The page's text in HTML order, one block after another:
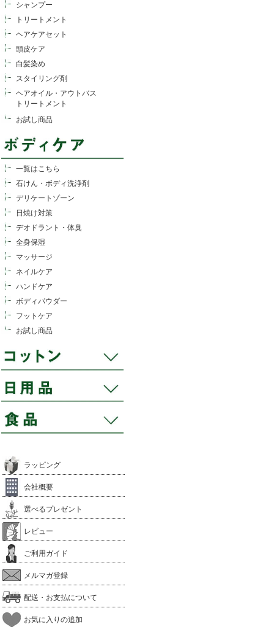
シャンプー
トリートメント
ヘアケアセット
頭皮ケア
白髪染め
スタイリング剤
ヘアオイル・アウトバス
トリートメント
お試し商品
一覧はこちら
石けん・ボディ洗浄剤
デリケートゾーン
日焼け対策
デオドラント・体臭
全身保湿
マッサージ
ネイルケア
ハンドケア
ボディパウダー
フットケア
お試し商品
ラッピング
会社概要
選べるプレゼント
レビュー
ご利用ガイド
メルマガ登録
配送・お支払について
お気に入りの追加